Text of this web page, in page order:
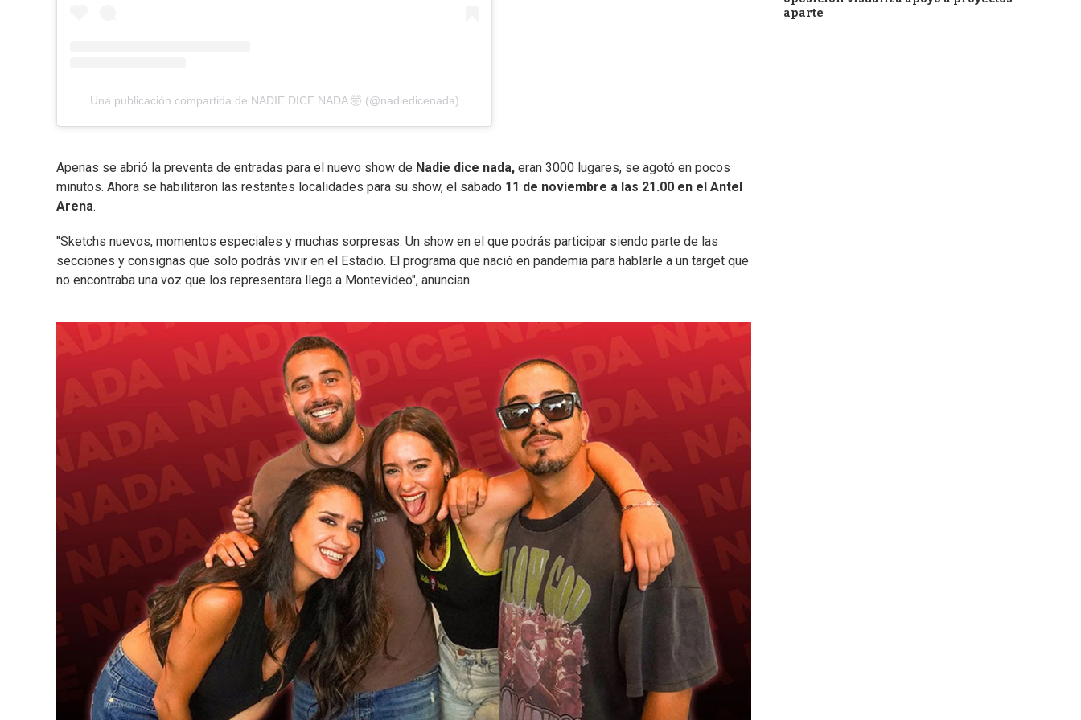
Una publicación compartida de NADIE DICE NADA 🤯 (@nadiedicenada)
Apenas se abrió la preventa de entradas para el nuevo show de Nadie dice nada, eran 3000 lugares, se agotó en pocos
minutos. Ahora se habilitaron las restantes localidades para su show, el sábado 11 de noviembre a las 21.00 en el Antel
Arena.
"Sketchs nuevos, momentos especiales y muchas sorpresas. Un show en el que podrás participar siendo parte de las
secciones y consignas que solo podrás vivir en el Estadio. El programa que nació en pandemia para hablarle a un target que
no encontraba una voz que los representara llega a Montevideo", anuncian.
aparte